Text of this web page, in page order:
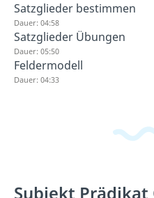
Satzglieder bestimmen
Dauer: 04:58
Satzglieder Übungen
Dauer: 05:50
Feldermodell
Dauer: 04:33
Subjekt Prädikat